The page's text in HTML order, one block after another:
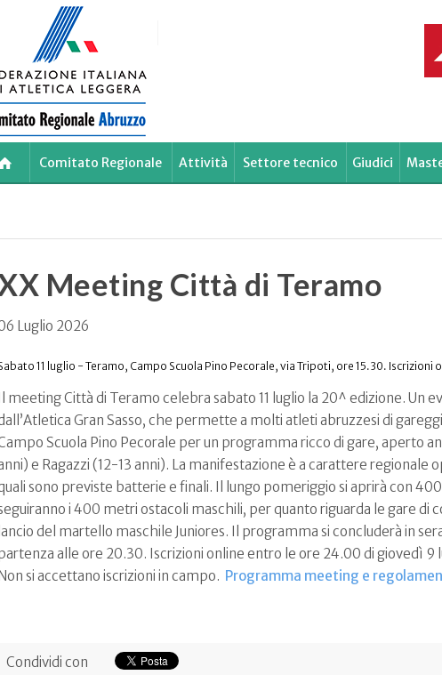
Comitato Regionale Attività Settore tecnico Giudici
Meeting Città di Teramo
Luglio 2026
11 luglio - Teramo, Campo Scuola Pino Pecorale, via Tripoti, ore 15.30.
meeting Città di Teramo celebra sabato 11 luglio la 20^ edizione. Un
Gran Sasso, che permette a molti atleti abruzzesi di
Scuola Pino Pecorale per un programma ricco di gare, aperto
e Ragazzi (12-13 anni). La manifestazione è a carattere
sono previste batterie e finali. Il lungo pomeriggio si aprirà con
i 400 metri ostacoli maschili, per quanto riguarda le gare di
lancio del martello maschile Juniores. Il programma si concluderà in
alle ore 20.30. Iscrizioni online entro le ore 24.00 di giovedì
si accettano iscrizioni in campo. Programma meeting e
Condividi con